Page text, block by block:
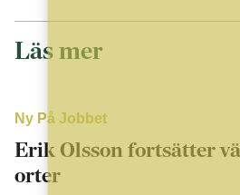
Läs mer
Ny På Jobbet
Erik Olsson fortsätter
orter